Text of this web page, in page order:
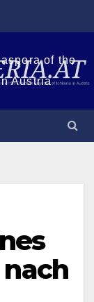
of the
Austria